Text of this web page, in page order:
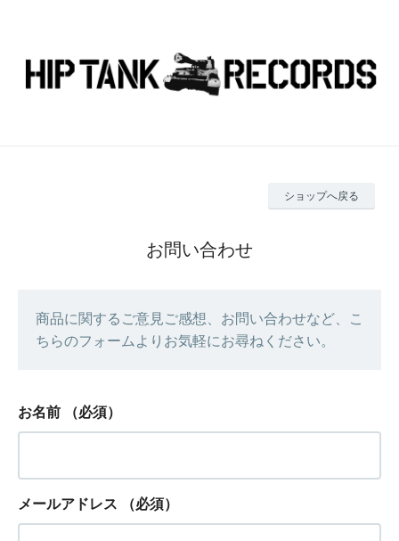
ショップへ戻る
お問い合わせ
商品に関するご意見ご感想、お問い合わせなど、こ
ちらのフォームよりお気軽にお尋ねください。
お名前 （必須）
メールアドレス （必須）